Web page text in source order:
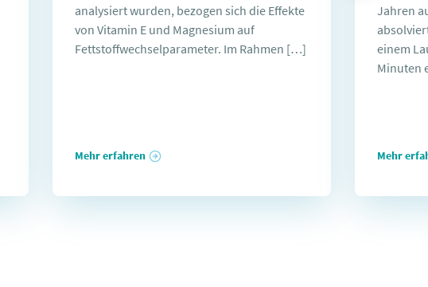
analysiert wurden, bezogen sich die Effekte
von Vitamin E und Magnesium auf
Fettstoffwechselparameter. Im Rahmen […]
Mehr erfahren
Jahren
einem
Minuten
Mehr